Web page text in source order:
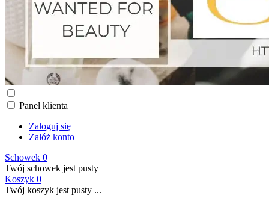
Panel klienta
Zaloguj się
Załóż konto
Schowek 0
Twój schowek jest pusty
Koszyk 0
Twój koszyk jest pusty ...